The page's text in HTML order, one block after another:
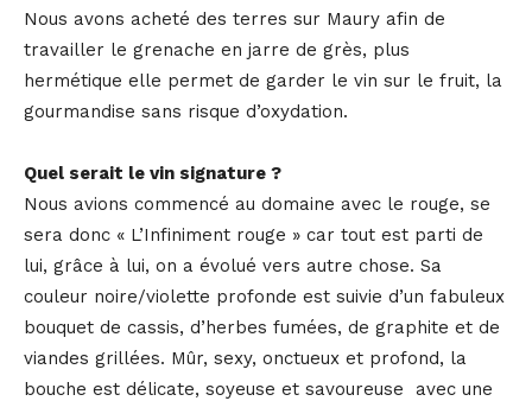
Nous avons acheté des terres sur Maury afin de
travailler le grenache en jarre de grès, plus
hermétique elle permet de garder le vin sur le fruit, la
gourmandise sans risque d’oxydation.
Quel serait le vin signature ?
Nous avions commencé au domaine avec le rouge, se
sera donc « L’Infiniment rouge » car tout est parti de
lui, grâce à lui, on a évolué vers autre chose. Sa
couleur noire/violette profonde est suivie d’un fabuleux
bouquet de cassis, d’herbes fumées, de graphite et de
viandes grillées. Mûr, sexy, onctueux et profond, la
bouche est délicate, soyeuse et savoureuse avec une